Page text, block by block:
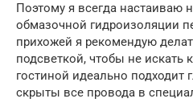
Поэтому я всегда настаиваю
обмазочной гидроизоляции
прихожей я рекомендую
подсветкой, чтобы не искать
гостиной идеально подходит
скрыты все провода в